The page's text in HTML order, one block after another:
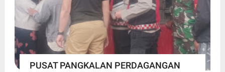
PUSAT PANGKALAN PERDAGANGAN